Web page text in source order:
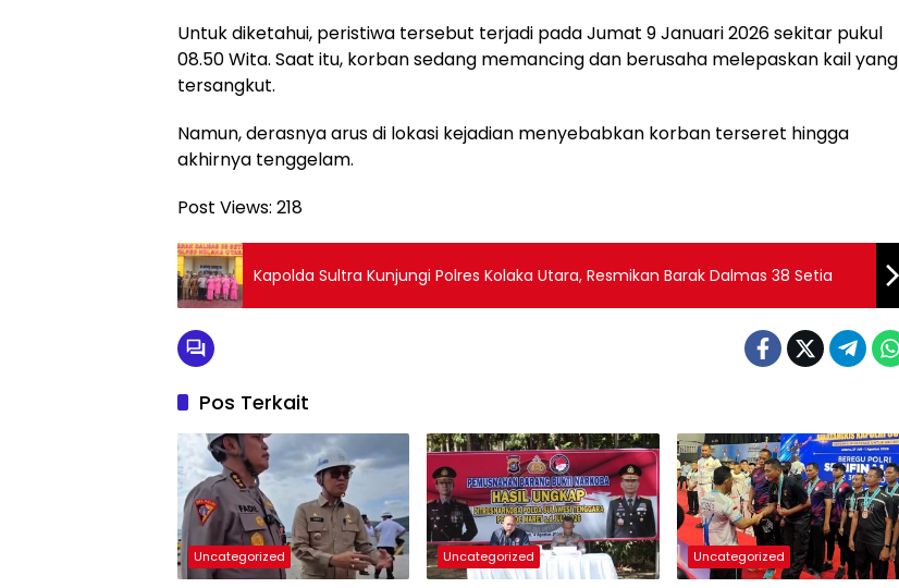
Untuk diketahui, peristiwa tersebut terjadi pada Jumat 9 Januari 2026 sekitar pukul
08.50 Wita. Saat itu, korban sedang memancing dan berusaha melepaskan kail yang
tersangkut.
Namun, derasnya arus di lokasi kejadian menyebabkan korban terseret hingga
akhirnya tenggelam.
Post Views: 218
Kapolda Sultra Kunjungi Polres Kolaka Utara, Resmikan Barak Dalmas 38 Setia
Pos Terkait
Uncategorized Uncategorized Uncategorized